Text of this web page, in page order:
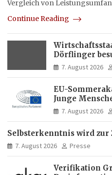
Vergleich von
Continue Reading
Dörflinger
im7. August 2026
EU-
Junge
Europas
7. August 2026
Selbsterkenntnis wird
7. August 2026 Presse
Verifikation